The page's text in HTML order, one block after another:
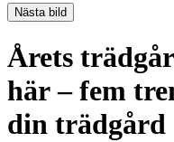
Nästa bild
Årets
här – fem
din trädgård